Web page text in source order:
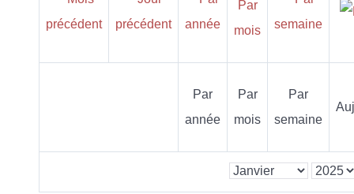
Par
année
Par
mois
Par
semaine